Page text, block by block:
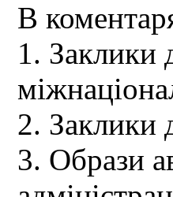
В
1. Заклики
2. Заклики
3. Образи